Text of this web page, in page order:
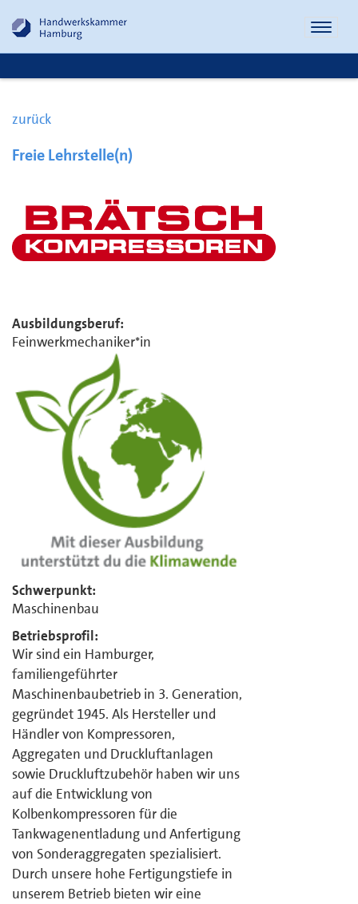
zurück
Freie Lehrstelle(n)
Ausbildungsberuf:
Feinwerkmechaniker*in
Schwerpunkt:
Maschinenbau
Betriebsprofil:
Wir sind ein Hamburger,
familiengeführter
Maschinenbaubetrieb in 3. Generation,
gegründet 1945. Als Hersteller und
Händler von Kompressoren,
Aggregaten und Druckluftanlagen
sowie Druckluftzubehör haben wir uns
auf die Entwicklung von
Kolbenkompressoren für die
Tankwagenentladung und Anfertigung
von Sonderaggregaten spezialisiert.
Durch unsere hohe Fertigungstiefe in
unserem Betrieb bieten wir eine